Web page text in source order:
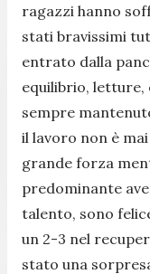
ragazzi hanno
stati bravissimi
entrato dalla
equilibrio, letture,
sempre
il lavoro non è
grande forza
predominante
talento, sono
un 2-3 nel
stato una